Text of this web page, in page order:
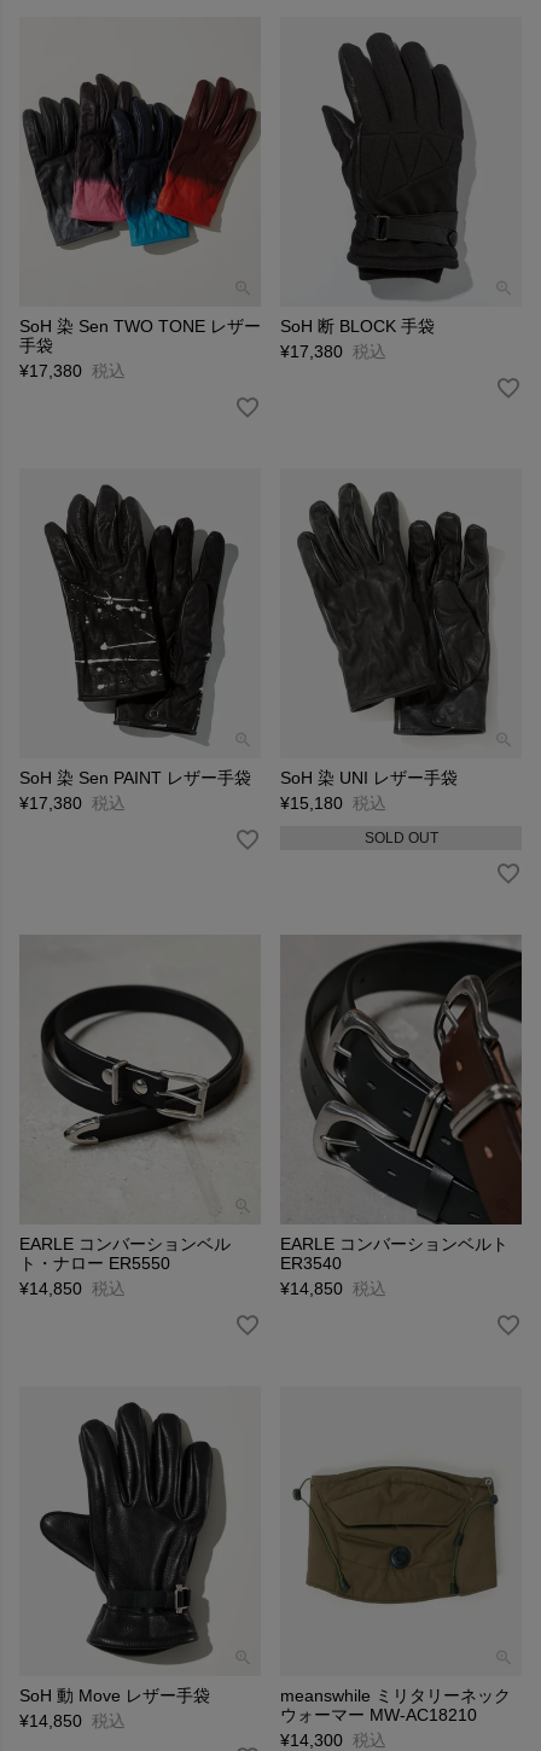
SoH 染 Sen TWO TONE レザー
手袋
¥17,380 税込
SoH 断 BLOCK 手袋
¥17,380 税込
SoH 染 Sen PAINT レザー手袋
¥17,380 税込
SoH 染 UNI レザー手袋
¥15,180 税込
SOLD OUT
EARLE コンバーションベル
ト・ナロー ER5550
¥14,850 税込
EARLE コンバーションベルト
ER3540
¥14,850 税込
SoH 動 Move レザー手袋
¥14,850 税込
meanswhile ミリタリーネック
ウォーマー MW-AC18210
¥14,300 税込